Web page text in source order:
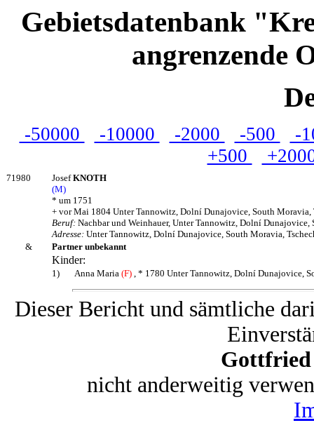
Gebietsdatenbank
angrenzende
-50000 -10000 -2000 -500
-
+500
71980 JosefKNOTH
(M)
* um 1751
+ vor Mai 1804 Unter Tannowitz, Dolní Dunajovice, South Moravia,
Beruf: Nachbar und Weinhauer, Unter Tannowitz, Dolní Dunajovice,
Adresse: Unter Tannowitz, Dolní Dunajovice, South Moravia,
&
Partner unbekannt
Kinder:
1) Anna Maria (F) , * 1780 Unter Tannowitz, Dolní Dunajovice,
Dieser Bericht und sämtliche
Gottfried
nicht anderweitig